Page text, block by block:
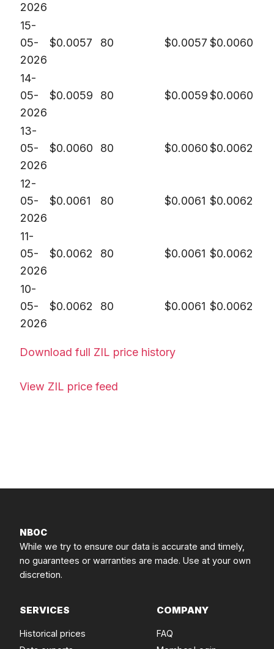
2026
15-
05-
2026
$0.0057 80 $0.0057 $0.0060
14-
05-
2026
$0.0059 80 $0.0059$0.0060
13-
05-
2026
$0.0060 80 $0.0060$0.0062
12-
05-
2026
$0.0061 80 $0.0061 $0.0062
11-
05-
2026
$0.0062 80 $0.0061 $0.0062
10-
05-
2026
$0.0062 80 $0.0061 $0.0062
Download full ZIL price history
View ZIL price feed
NBOC
While we try to ensure our data is accurate and timely,
no guarantees or warranties are made. Use at your own
discretion.
SERVICES
Historical prices
COMPANY
FAQ